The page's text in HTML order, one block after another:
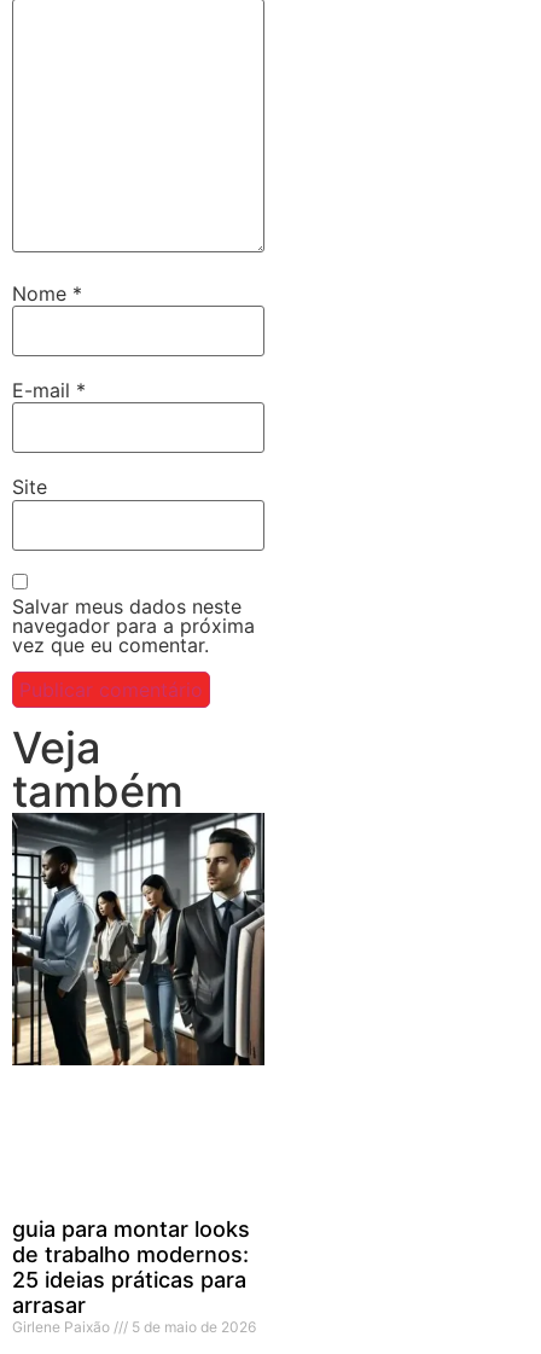
Nome *
E-mail *
Site
Salvar meus dados neste
navegador para a próxima
vez que eu comentar.
Veja
também
guia para montar looks
de trabalho modernos:
25 ideias práticas para
arrasar
Girlene Paixão 5 de maio de 2026